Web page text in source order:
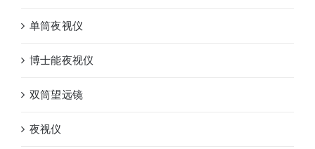
单筒夜视仪
博士能夜视仪
双筒望远镜
夜视仪